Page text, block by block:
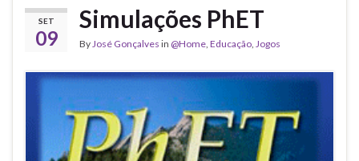
SET
09
Simulações PhET
By José Gonçalves in @Home Educação Jogos